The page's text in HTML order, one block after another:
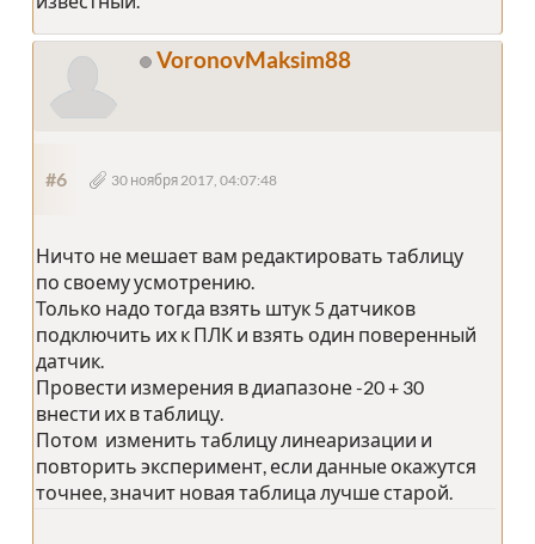
VoronovMaksim88
#6 30 ноября 2017, 04:07:48
Ничто не мешает вам редактировать таблицу
по своему усмотрению.
Только надо тогда взять штук 5 датчиков
подключить их к ПЛК и взять один поверенный
датчик.
Провести измерения в диапазоне -20 + 30
внести их в таблицу.
Потом изменить таблицу линеаризации и
повторить эксперимент, если данные окажутся
точнее, значит новая таблица лучше старой.